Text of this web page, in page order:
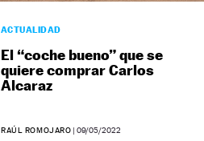
ACTUALIDAD
El “coche bueno” que se
quiere comprar Carlos
Alcaraz
RAÚL ROMOJARO |09/05/2022